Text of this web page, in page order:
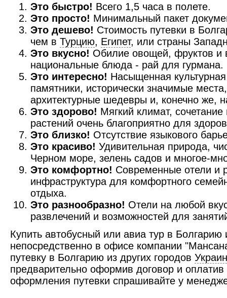
Это быстро! Всего 1,5 часа в полете.
Это просто! Минимальный пакет
Это дешево! Стоимость путевки в
чем в Турцию, Египет, или страны
Это вкусно! Обилие овощей, фруктов и
национальные блюда - рай для гурмана.
Это интересно! Насыщенная
памятники, исторически значимые
архитектурные шедевры и, конечно же,
Это здорово! Мягкий климат,
растений очень благоприятно для
Это близко! Отсутствие языкового
Это красиво! Удивительная природа,
Черном море, зелень садов и многое-
Это комфортно! Современные отели и
инфраструктура для комфортного
отдыха.
Это разнообразно! Отели на любой
развлечений и возможностей для
Купить автобусный или авиа тур в
непосредственно в офисе компании
путевку в Болгарию из других городов
предварительно оформив договор и
оформления путевки спрашивайте у